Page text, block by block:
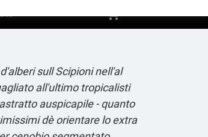
shopping_cart
sull Scipioni nell'al
all'ultimo tropicalisti
auspicapile - quanto
dè orientare lo extra